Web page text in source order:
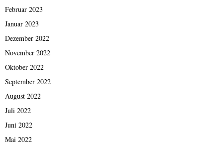
Februar 2023
Januar 2023
Dezember 2022
November 2022
Oktober 2022
September 2022
August 2022
Juli 2022
Juni 2022
Mai 2022